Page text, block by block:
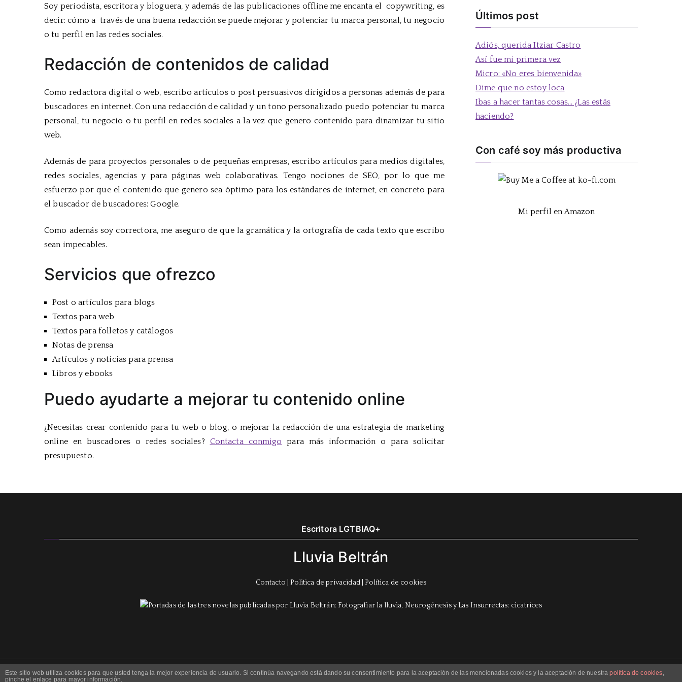
Soy periodista, escritora y bloguera, y además de las publicaciones offline me encanta el copywriting, es
decir: cómo a través de una buena redacción se puede mejorar y potenciar tu marca personal, tu negocio
o tu perfil en las redes sociales.
Redacción de contenidos de calidad
Como redactora digital o web, escribo artículos o post persuasivos dirigidos a personas además de para
buscadores en internet. Con una redacción de calidad y un tono personalizado puedo potenciar tu marca
personal, tu negocio o tu perfil en redes sociales a la vez que genero contenido para dinamizar tu sitio
web.
Además de para proyectos personales o de pequeñas empresas, escribo artículos para medios digitales,
redes sociales, agencias y para páginas web colaborativas. Tengo nociones de SEO, por lo que me
esfuerzo por que el contenido que genero sea óptimo para los estándares de internet, en concreto para
el buscador de buscadores: Google.
Como además soy correctora, me aseguro de que la gramática y la ortografía de cada texto que escribo
sean impecables.
Servicios que ofrezco
Post o artículos para blogs
Textos para web
Textos para folletos y catálogos
Notas de prensa
Artículos y noticias para prensa
Libros y ebooks
Puedo ayudarte a mejorar tu contenido online
¿Necesitas crear contenido para tu web o blog, o mejorar la redacción de una estrategia de marketing
online en buscadores o redes sociales? Contacta conmigo para más información o para solicitar
presupuesto.
Últimos post
Adiós, querida Itziar Castro
Así fue mi primera vez
Micro: «No eres bienvenida»
Dime que no estoy loca
Ibas a hacer tantas cosas… ¿Las estás
haciendo?
Con café soy más productiva
Mi perfil en Amazon
Escritora LGTBIAQ+
Lluvia Beltrán
Contacto Politica de privacidad| Política de cookies
Copyright © 2023 Lluvia Beltrán. Theme:ZakraBy ThemeGrill.
Este sitio web utiliza cookies para que usted tenga la mejor experiencia de usuario. Si continúa navegando está dando su consentimiento para la aceptación de las mencionadas cookies y la aceptación de nuestrapolítica de cookies,
pinche el enlace para mayor información.